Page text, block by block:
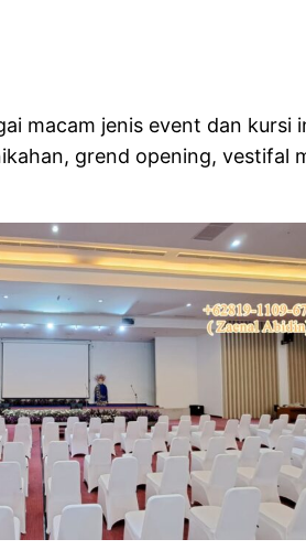
macam jenis event dan kursi
grend opening, vestifal